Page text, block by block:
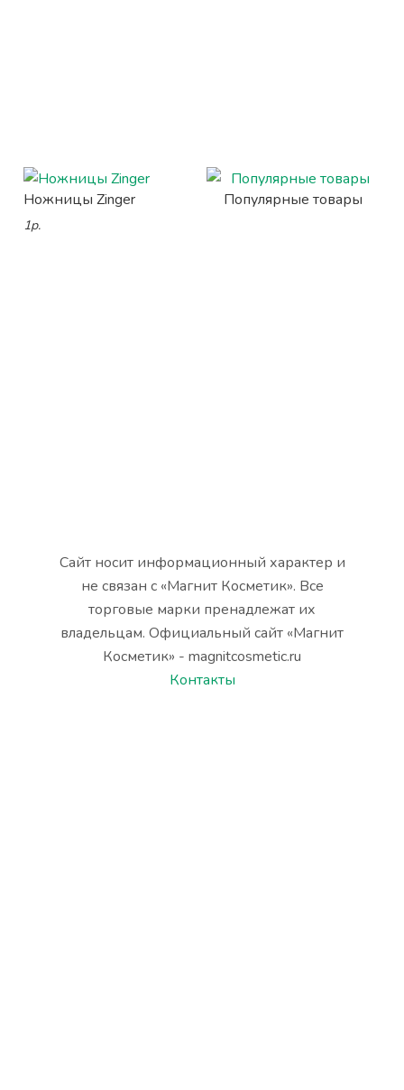
Ножницы Zinger
1р.
Популярные товары
Сайт носит информационный характер и
не связан с «Магнит Косметик». Все
торговые марки пренадлежат их
владельцам. Официальный сайт «Магнит
Косметик» - magnitcosmetic.ru
Контакты